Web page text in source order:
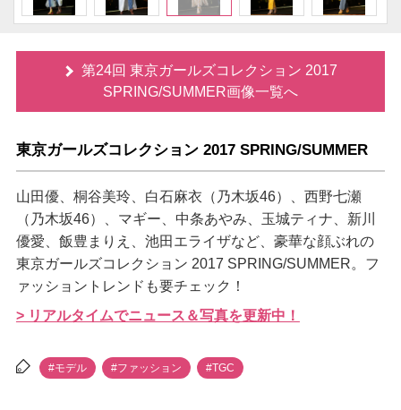
第24回 東京ガールズコレクション 2017
SPRING/SUMMER画像一覧へ
東京ガールズコレクション 2017 SPRING/SUMMER
山田優、桐谷美玲、白石麻衣（乃木坂46）、西野七瀬
（乃木坂46）、マギー、中条あやみ、玉城ティナ、新川
優愛、飯豊まりえ、池田エライザなど、豪華な顔ぶれの
東京ガールズコレクション 2017 SPRING/SUMMER。フ
ァッショントレンドも要チェック！
> リアルタイムでニュース＆写真を更新中！
#モデル #ファッション #TGC